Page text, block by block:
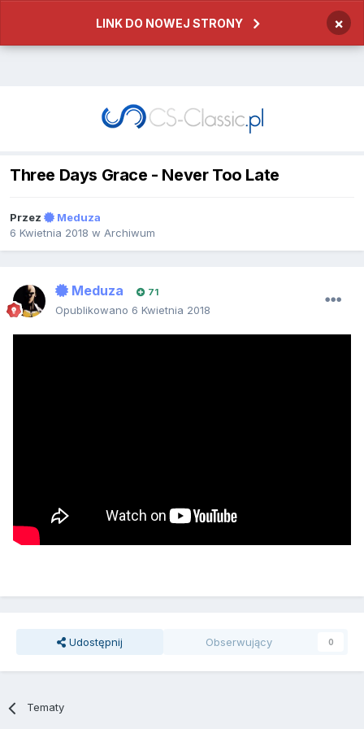
LINK DO NOWEJ STRONY ×
Three Days Grace - Never Too Late
Przez
Meduza
6 Kwietnia 2018 w Archiwum
Meduza 71
Opublikowano 6 Kwietnia 2018
Udostępnij Obserwujący 0
Tematy